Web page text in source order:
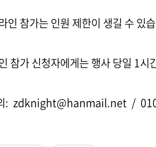
인 참가는 인원 제한이 생길 수 있
참가 신청자에게는 행사 당일 1
: zdknight@hanmail.net /